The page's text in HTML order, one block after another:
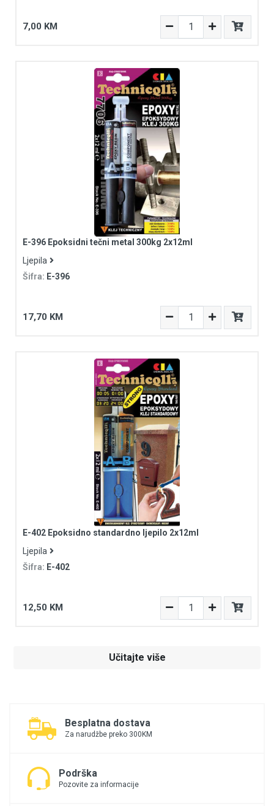
7,00 KM
E-396 Epoksidni tečni metal 300kg 2x12ml
Ljepila
Šifra: E-396
17,70 KM
E-402 Epoksidno standardno ljepilo 2x12ml
Ljepila
Šifra: E-402
12,50 KM
Učitajte više
Besplatna dostava
Za narudžbe preko 300KM
Podrška
Pozovite za informacije